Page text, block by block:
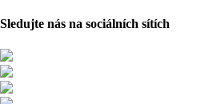
Sledujte nás na sociálních sítích